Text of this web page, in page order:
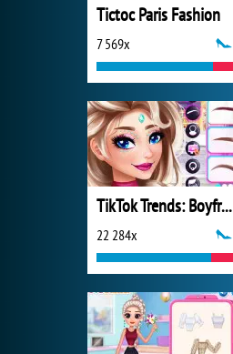
Tictoc Paris Fashion
7 569x
TikTok Trends: Boyfriend Fashion
22 284x